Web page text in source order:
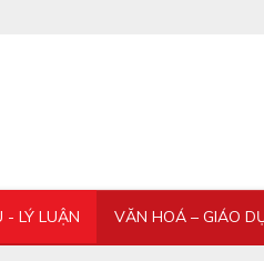
- LÝ LUẬN VĂN HOÁ – GIÁO